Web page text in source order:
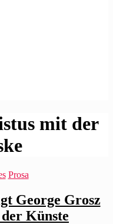
mit der
Prosa
George Grosz
Künste